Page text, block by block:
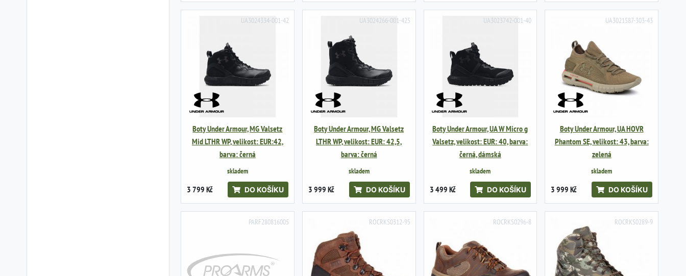
UA3024334-001-42
Boty Under Armour, MG Valsetz
Mid LTHR WP, velikost: EUR:42,
barva: černá
skladem
3 799 Kč DO KOŠÍKU
UA3024266-001-425
Boty Under Armour, MG Valsetz
LTHR WP, velikost: EUR: 42,5,
barva: černá
skladem
3 999 Kč DO KOŠÍKU
UA3023742-001-40
Boty Under Armour, UA W Micro g
Valsetz, velikost: EUR: 40, barva:
černá, dámská
skladem
3 499 Kč DO KOŠÍKU
UA3021587-303-43
Boty Under Armour, UA HOVR
Phantom SE, velikost: 43, barva:
zelená
skladem
3 999 Kč DO KOŠÍKU
PARF280816005 ROCRKS0312-95 ROCRKS0296-8 ROCRKS0289-9